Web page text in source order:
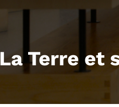
La Terre et